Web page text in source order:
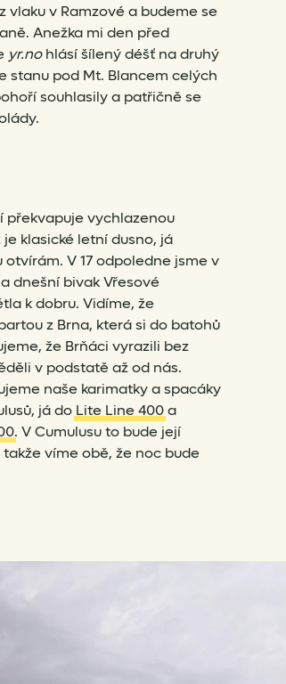
vlaku v Ramzové a budeme se
Anežka mi den před
yr.nohlásí šílený déšť na druhý
stanu pod Mt. Blancem celých
souhlasily a patřičně se
překvapuje vychlazenou
klasické letní dusno, já
V 17 odpoledne jsme v
dnešní bivak Vřesové
k dobru. Vidíme, že
z Brna, která si do batohů
že Brňáci vyrazili bez
v podstatě až od nás.
naše karimatky a spacáky
já do Lite Line 400a
. V Cumulusu to bude její
víme obě, že noc bude